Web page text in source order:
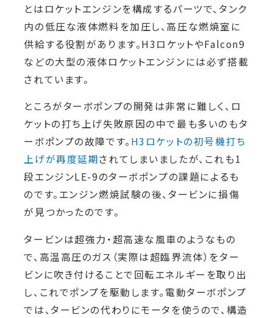
とはロケットエンジンを構成するパーツで、タンク
内の低圧な液体燃料を加圧し、高圧な燃焼室に
供給する役割があります。H3ロケットやFalcon9
などの大型の液体ロケットエンジンには必ず搭載
されています。
ところがターボポンプの開発は非常に難しく、ロ
ケットの打ち上げ失敗原因の中で最も多いのもタ
ーボポンプの故障です。 H3ロケットの初号機打ち
上げが再度延期されてしまいましたが、これも1
段エンジンLE-9のターボポンプの課題によるも
のです。エンジン燃焼試験の後、タービンに損傷
が見つかったのです。
タービンは超強力・超高速な風車のようなもの
で、高温高圧のガス（実際は超臨界流体）をター
ビンに吹き付けることで回転エネルギーを取り出
し、これでポンプを駆動します。電動ターボポンプ
では、タービンの代わりにモータを使うので、構造